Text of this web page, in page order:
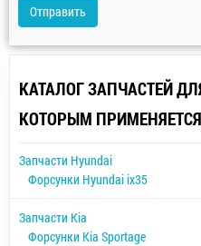
Отправить
КАТАЛОГ ЗАПЧАСТЕЙ
КОТОРЫМ
Запчасти Hyundai
Форсунки Hyundai ix35
Запчасти Kia
Форсунки Kia Sportage